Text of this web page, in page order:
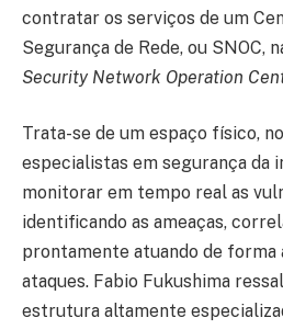
contratar os serviços de um
Segurança de Rede, ou SNOC,
Security Network Operation
Trata-se de um espaço físico,
especialistas em segurança da
monitorar em tempo real as
identificando as ameaças,
prontamente atuando de forma
ataques. Fabio Fukushima
estrutura altamente